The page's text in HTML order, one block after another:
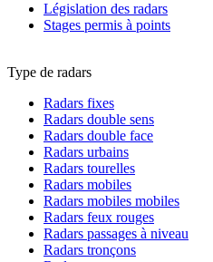
Législation des radars
Stages permis à points
Type de radars
Radars fixes
Radars double sens
Radars double face
Radars urbains
Radars tourelles
Radars mobiles
Radars mobiles mobiles
Radars feux rouges
Radars passages à niveau
Radars tronçons